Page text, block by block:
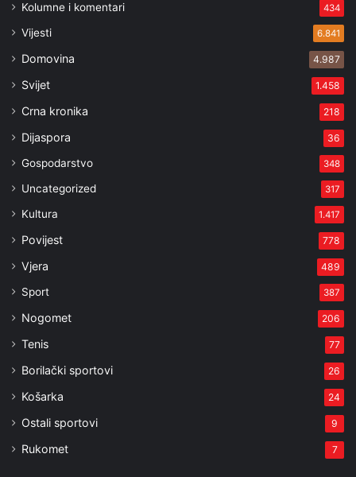
Kolumne i komentari 434
Vijesti 6.841
Domovina 4.987
Svijet 1.458
Crna kronika 218
Dijaspora 36
Gospodarstvo 348
Uncategorized 317
Kultura 1.417
Povijest 778
Vjera 489
Sport 387
Nogomet 206
Tenis 77
Borilački sportovi 26
Košarka 24
Ostali sportovi 9
Rukomet 7